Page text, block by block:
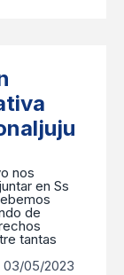
nos
en Ss
de
tantas
03/05/2023